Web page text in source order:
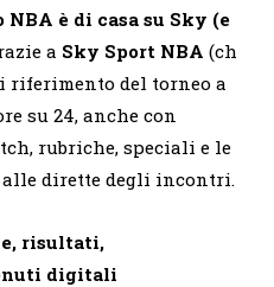
è di casa su Sky (e
a Sky Sport NBA (ch
riferimento del torneo a
su 24, anche con
rubriche, speciali e le
dirette degli incontri.
risultati,
digitali